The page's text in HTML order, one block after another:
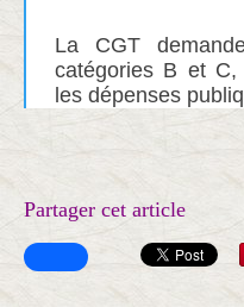
La CGT
catégories B et C,
les dépenses
Partager cet article